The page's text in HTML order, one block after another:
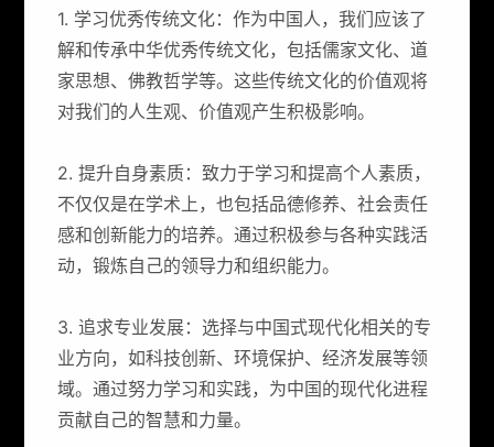
1. 学习优秀传统文化：作为中国人，我们应该了
解和传承中华优秀传统文化，包括儒家文化、道
家思想、佛教哲学等。这些传统文化的价值观将
对我们的人生观、价值观产生积极影响。
2. 提升自身素质：致力于学习和提高个人素质，
不仅仅是在学术上，也包括品德修养、社会责任
感和创新能力的培养。通过积极参与各种实践活
动，锻炼自己的领导力和组织能力。
3. 追求专业发展：选择与中国式现代化相关的专
业方向，如科技创新、环境保护、经济发展等领
域。通过努力学习和实践，为中国的现代化进程
贡献自己的智慧和力量。